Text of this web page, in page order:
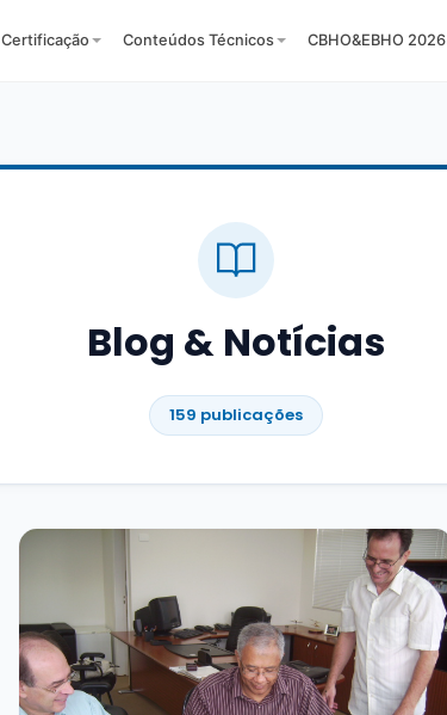
Certificação Conteúdos Técnicos CBHO&EBHO 2026
Blog & Notícias
159 publicações